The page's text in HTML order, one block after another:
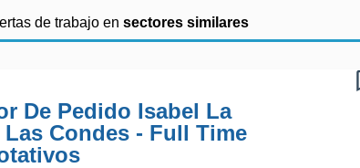
de trabajo en sectores similares
De Pedido Isabel La
Condes - Full Time